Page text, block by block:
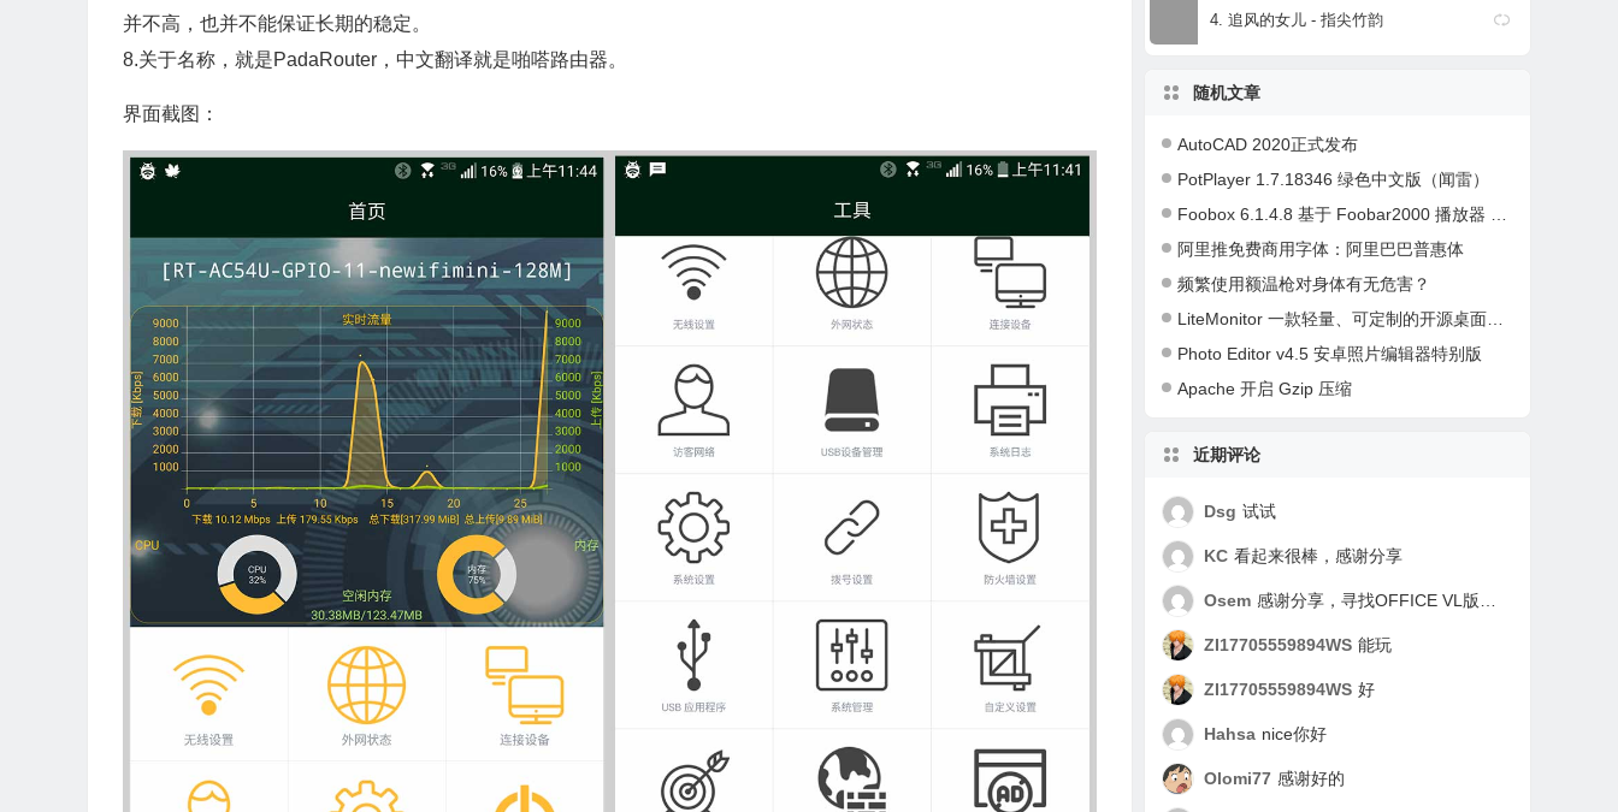
并不高，也并不能保证长期的稳定。
8.关于名称，就是PadaRouter，中文翻译就是啪嗒路由器。
界面截图：
4. 追风的女儿 - 指尖竹韵
随机文章
AutoCAD 2020正式发布
PotPlayer 1.7.18346 绿色中文版（闻雷）
Foobox 6.1.4.8 基于 Foobar2000 播放器 CUI 配置整合绿色安装包
阿里推免费商用字体：阿里巴巴普惠体
频繁使用额温枪对身体有无危害？
LiteMonitor 一款轻量、可定制的开源桌面硬件监控软件
Photo Editor v4.5 安卓照片编辑器特别版
Apache 开启 Gzip 压缩
近期评论
Dsg 试试
KC 看起来很棒，感谢分享
Osem 感谢分享，寻找OFFICE VL版好久了，谢谢！
ZI17705559894WS 能玩
ZI17705559894WS 好
Hahsa nice你好
Olomi77 感谢好的